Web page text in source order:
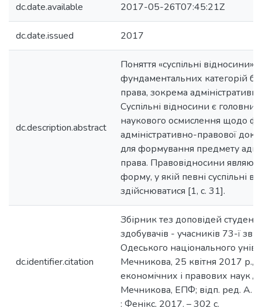
dc.date.available 2017-05-26T07:45:21Z
dc.date.issued 2017
dc.description.abstract
Поняття «суспільні
фундаментальних категорій
права, зокрема
Суспільні відносини є
наукового осмислення щодо
адміністративно-правової
для формування предмету
права. Правовідносини
форму, у якій певні суспільні
здійснюватися [1, с. 31].
dc.identifier.citation
Збірник тез доповідей
здобувачів - учасників 73-ї
Одеського національного
Мечникова, 25 квітня 2017 р.,
економічних і правових наук /
Мечникова, ЕПФ; відп. ред. А.
: Фенікс, 2017. – 302 с.